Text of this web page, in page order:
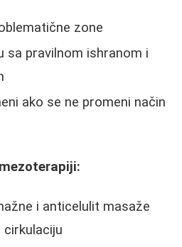
zone
sa pravilnom ishranom i
ako se ne promeni način
i anticelulit masaže